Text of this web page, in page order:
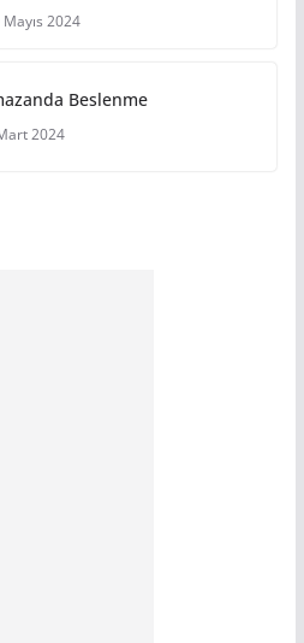
2024
Beslenme
2024